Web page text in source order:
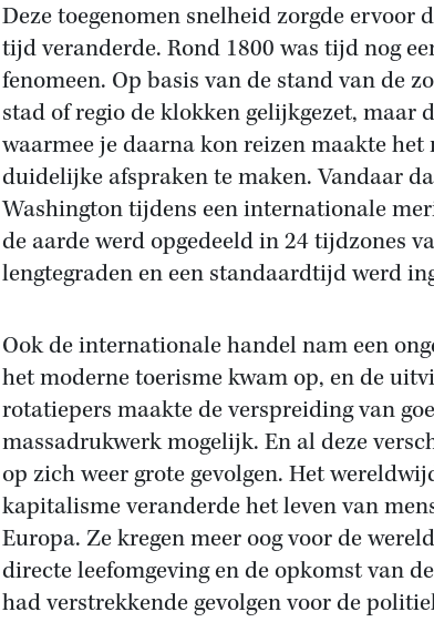
Deze toegenomen snelheid zorgde ervoor
tijd veranderde. Rond 1800 was tijd nog
fenomeen. Op basis van de stand van de
stad of regio de klokken gelijkgezet, maar
waarmee je daarna kon reizen maakte het
duidelijke afspraken te maken. Vandaar
Washington tijdens een internationale
de aarde werd opgedeeld in 24 tijdzones
lengtegraden en een standaardtijd werd
Ook de internationale handel nam een
het moderne toerisme kwam op, en de
rotatiepers maakte de verspreiding van
massadrukwerk mogelijk. En al deze
op zich weer grote gevolgen. Het
kapitalisme veranderde het leven van
Europa. Ze kregen meer oog voor de
directe leefomgeving en de opkomst van
had verstrekkende gevolgen voor de